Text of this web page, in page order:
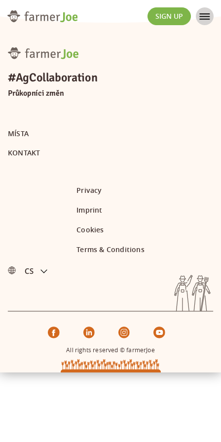
SIGN UP
#AgCollaboration
Průkopníci změn
MÍSTA
KONTAKT
Privacy
Imprint
Cookies
Terms & Conditions
All rights reserved © farmerJoe